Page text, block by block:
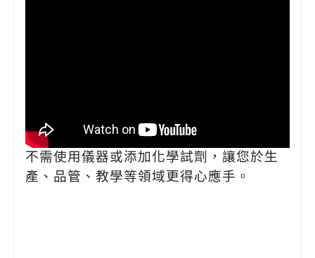
不需使用儀器或添加化學試劑，讓您於生
產、品管、教學等領域更得心應手。